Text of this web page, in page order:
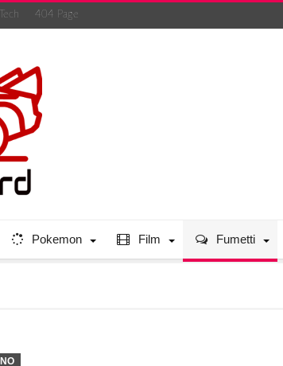
Tech 404 Page
Pokemon Film Fumetti